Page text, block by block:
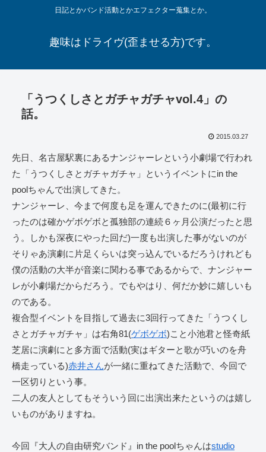
日記とかバンド活動とかエフェクター蒐集とか。
趣味はドライヴ(歪ませる方)です。
「うつくしさとガチャガチャvol.4」の
話。
2015.03.27
先日、名古屋駅裏にあるナンジャーレという小劇場で行われ
た「うつくしさとガチャガチャ」というイベントにin the
poolちゃんで出演してきた。
ナンジャーレ、今まで何度も足を運んできたのに(最初に行
ったのは確かゲボゲボと孤独部の連続６ヶ月公演だったと思
う。しかも深夜にやった回だ)一度も出演した事がないのが
そりゃあ演劇に片足くらいは突っ込んでいるだろうけれども
僕の活動の大半が音楽に関わる事であるからで、ナンジャー
レが小劇場だからだろう。でもやはり、何だか妙に嬉しいも
のである。
複合型イベントを目指して過去に3回行ってきた「うつくし
さとガチャガチャ」は右角81(ゲボゲボ)こと小池君と怪奇紙
芝居に演劇にと多方面で活動(実はギターと歌が巧いのを舟
橋走っている)赤井さんが一緒に重ねてきた活動で、今回で
一区切りという事。
二人の友人としてもそういう回に出演出来たというのは嬉し
いものがありますね。
今回『大人の自由研究バンド』in the poolちゃんはstudio